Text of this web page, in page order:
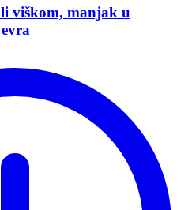
viškom, manjak u